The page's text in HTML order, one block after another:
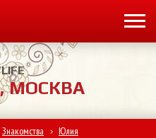
МОСКВА
Знакомства > Юлия